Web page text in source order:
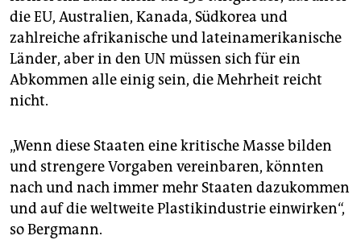
die EU, Australien, Kanada, Südkorea und
zahlreiche afrikanische und lateinamerikanische
Länder, aber in den UN müssen sich für ein
Abkommen alle einig sein, die Mehrheit reicht
nicht.
„Wenn diese Staaten eine kritische Masse bilden
und strengere Vorgaben vereinbaren, könnten
nach und nach immer mehr Staaten dazukommen
und auf die weltweite Plastikindus­trie einwirken“,
so Bergmann.